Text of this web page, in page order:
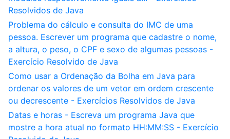
Resolvidos de Java
Problema do cálculo e consulta do IMC de uma
pessoa. Escrever um programa que cadastre o nome,
a altura, o peso, o CPF e sexo de algumas pessoas -
Exercício Resolvido de Java
Como usar a Ordenação da Bolha em Java para
ordenar os valores de um vetor em ordem crescente
ou decrescente - Exercícios Resolvidos de Java
Datas e horas - Escreva um programa Java que
mostre a hora atual no formato HH:MM:SS - Exercício